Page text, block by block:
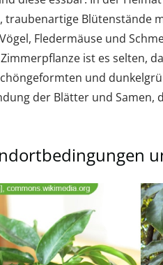
traubenartige Blütenstände
Fledermäuse und
ist es selten,
und
der Blätter und Samen,